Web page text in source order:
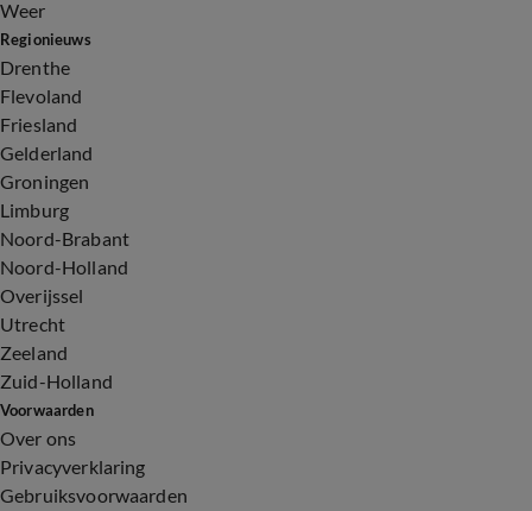
Weer
Regionieuws
Drenthe
Flevoland
Friesland
Gelderland
Groningen
Limburg
Noord-Brabant
Noord-Holland
Overijssel
Utrecht
Zeeland
Zuid-Holland
Voorwaarden
Over ons
Privacyverklaring
Gebruiksvoorwaarden